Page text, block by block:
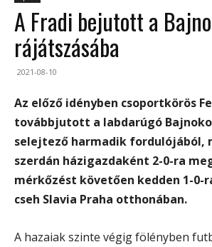
A Fradi bejutott a
rájátszásába
2021-08-10
Az előző idényben csoportkörös
továbbjutott a labdarúgó
selejtező harmadik fordulójából,
szerdán házigazdaként 2-0-ra
mérkőzést követően kedden 1-0-
cseh Slavia Praha otthonában.
A hazaiak szinte végig fölényben